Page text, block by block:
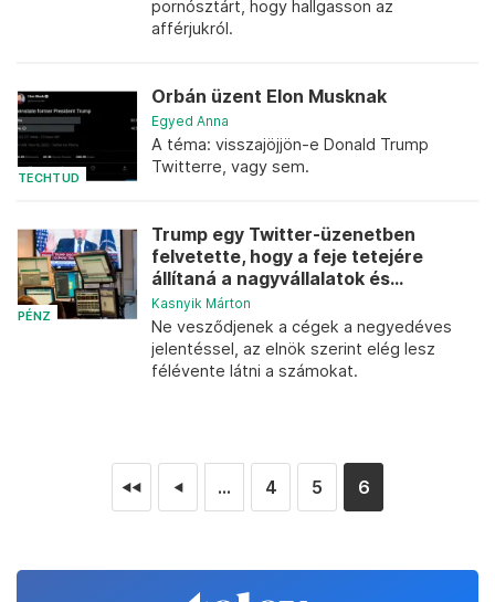
pornósztárt, hogy hallgasson az
afférjukról.
TECHTUD
Orbán üzent Elon Musknak
Egyed Anna
A téma: visszajöjjön-e Donald Trump
Twitterre, vagy sem.
PÉNZ
Trump egy Twitter-üzenetben
felvetette, hogy a feje tetejére
állítaná a nagyvállalatok és...
Kasnyik Márton
Ne vesződjenek a cégek a negyedéves
jelentéssel, az elnök szerint elég lesz
félévente látni a számokat.
◄◄ ◄ ... 4 5 6